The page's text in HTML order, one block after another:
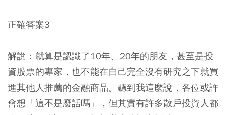
正確答案3
解說：就算是認識了10年、20年的朋友，甚至是投
資股票的專家，也不能在自己完全沒有研究之下就買
進其他人推薦的金融商品。聽到我這麼說，各位或許
會想「這不是廢話嗎」，但其實有許多散戶投資人都